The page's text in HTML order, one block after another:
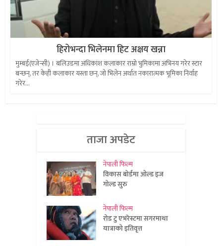
हिरोभन्दा भिलेनमा हिट अक्षय खन्ना
मुम्बई(एजेन्सी) । बलिउडमा अधिकांश कलाकार राम्रो भुमिकामा अभिनय गरेर स्टार
बन्छन्, तर केही कलाकार यस्ता छन्, जो भिलेन अर्थात नकारात्मक भूमिका निर्वाह
गरेर...
ताजा अपडेट
नेपाली फिल्म
विकास बोर्डमा ओल्ड इज
गोल्ड सुरु
नेपाली फिल्म
रोड टु एभरेस्टमा सगरमाथा
यात्राको इतिवृत्त